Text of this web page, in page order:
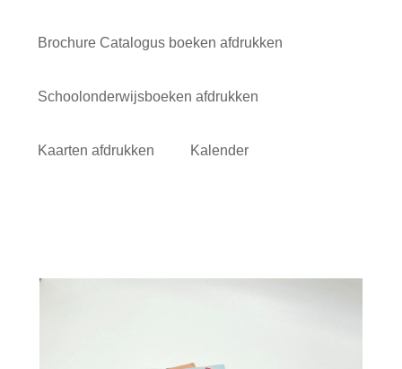
Brochure Catalogus boeken afdrukken
Schoolonderwijsboeken afdrukken
Kaarten afdrukken Kalender